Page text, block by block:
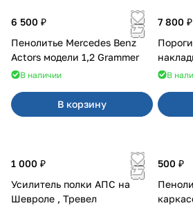
6 500 ₽
Пенолитье Mercedes Benz
Actors модели 1,2 Grammer
В наличии
В корзину
7 800 ₽
В
1 000 ₽
Усилитель полки АПС на
Шевроле , Тревел
500 ₽